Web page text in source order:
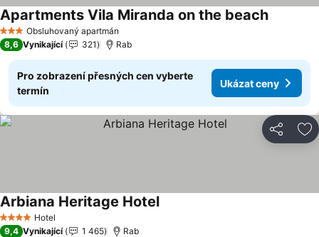
3 Počet hvězdiček
Obsluhovaný apartmán
Apartments Vila Miranda on the beachUkázat
8,6 Vynikající 321 Rab
Pro zobrazení přesných cen vyberte
termín
Ukázat ceny
Sdílet
4 Počet hvězdiček
Hotel
Arbiana Heritage HotelUkázat ceny
9,4 Vynikající 1 465 Rab